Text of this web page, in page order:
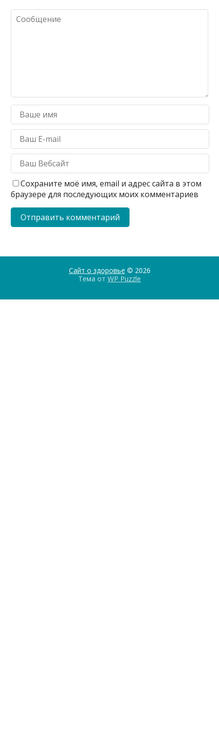
Сохраните моё имя, email и адрес сайта в этом
браузере для последующих моих комментариев
Сайт о здоровье © 2026
Тема от WP Puzzle